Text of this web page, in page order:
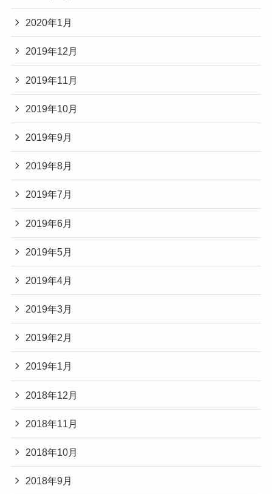
2020年1月
2019年12月
2019年11月
2019年10月
2019年9月
2019年8月
2019年7月
2019年6月
2019年5月
2019年4月
2019年3月
2019年2月
2019年1月
2018年12月
2018年11月
2018年10月
2018年9月